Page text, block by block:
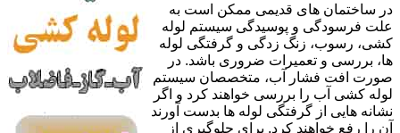
در ساختمان های قدیمی ممکن است به
علت فرسودگی و پوسیدگی سیستم لوله
کشی، رسوب، زنگ زدگی و گرفتگی لوله
ها، بررسی و تعمیرات ضروری باشد. در
صورت افت فشار آب، متخصصان سیستم
لوله کشی آب را بررسی خواهند کرد و اگر
نشانه هایی از گرفتگی لوله ها بدست آورند
آن را رفع خواهند کرد. برای جلوگیری از